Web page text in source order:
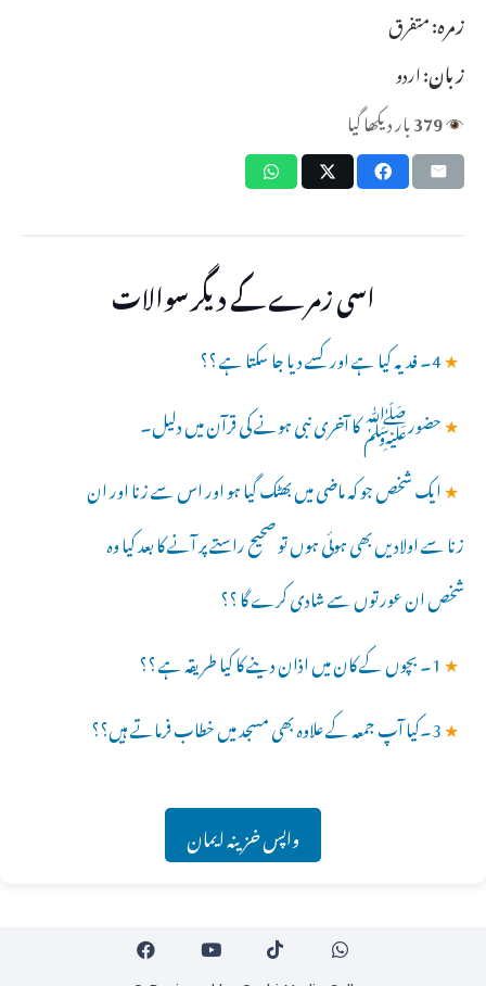
زمرہ:متفرق
زبان:اردو
379بار دیکھا گیا
اسی زمرے کے دیگر سوالات
★4۔ فدیہ کیا ہے اور کسے دیا جا سکتا ہے ؟؟
★حضورﷺ کا آخری نبی ہونے کی قرآن میں دلیل۔
★ایک شخص جو کہ ماضی میں بھٹک گیا ہو اور اس سے زنا اور ان
زنا سے اولادیں بھی ہوئی ہوں تو صحیح راستے پر آنے کا بعد کیا وہ
شخص ان عورتوں سے شادی کرے گا ؟؟
★1۔ بچوں کے کان میں اذان دینے کا کیا طریقہ ہے ؟؟
★3۔کیا آپ جمعہ کے علاوہ بھی مسجد میں خطاب فرماتے ہیں؟؟
واپس خزینہ ایمان